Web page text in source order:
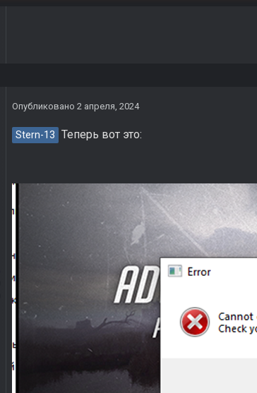
Опубликовано 2 апреля, 2024
Stern-13 Теперь вот это: